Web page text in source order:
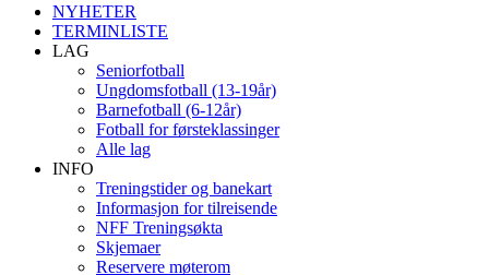
NYHETER
TERMINLISTE
LAG
Seniorfotball
Ungdomsfotball (13-19år)
Barnefotball (6-12år)
Fotball for førsteklassinger
Alle lag
INFO
Treningstider og banekart
Informasjon for tilreisende
NFF Treningsøkta
Skjemaer
Reservere møterom